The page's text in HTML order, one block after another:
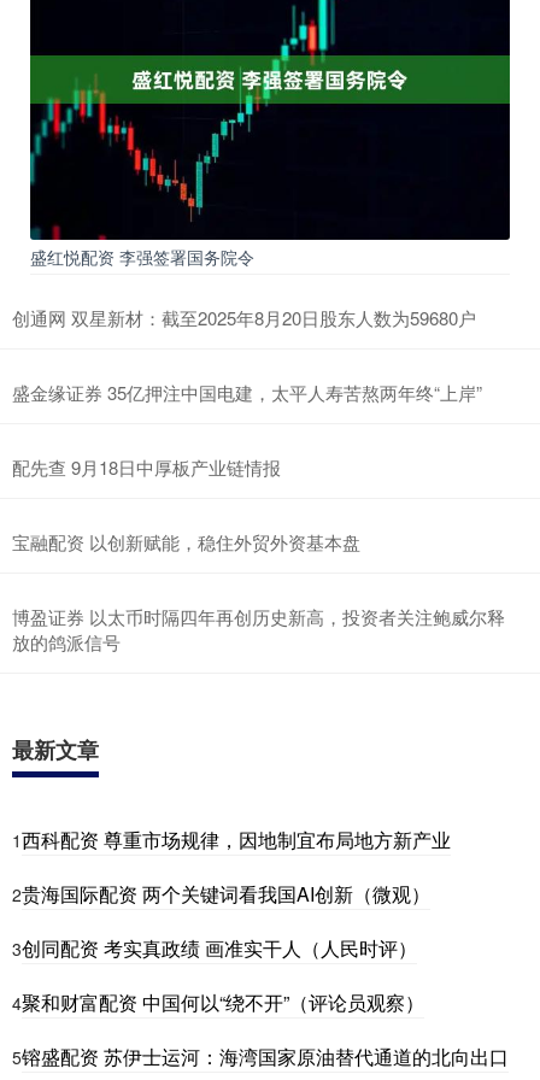
盛红悦配资 李强签署国务院令
创通网 双星新材：截至2025年8月20日股东人数为59680户
盛金缘证券 35亿押注中国电建，太平人寿苦熬两年终“上岸”
配先查 9月18日中厚板产业链情报
宝融配资 以创新赋能，稳住外贸外资基本盘
博盈证券 以太币时隔四年再创历史新高，投资者关注鲍威尔释
放的鸽派信号
最新文章
1西科配资 尊重市场规律，因地制宜布局地方新产业
2贵海国际配资 两个关键词看我国AI创新（微观）
3创同配资 考实真政绩 画准实干人（人民时评）
4聚和财富配资 中国何以“绕不开”（评论员观察）
5镕盛配资 苏伊士运河：海湾国家原油替代通道的北向出口